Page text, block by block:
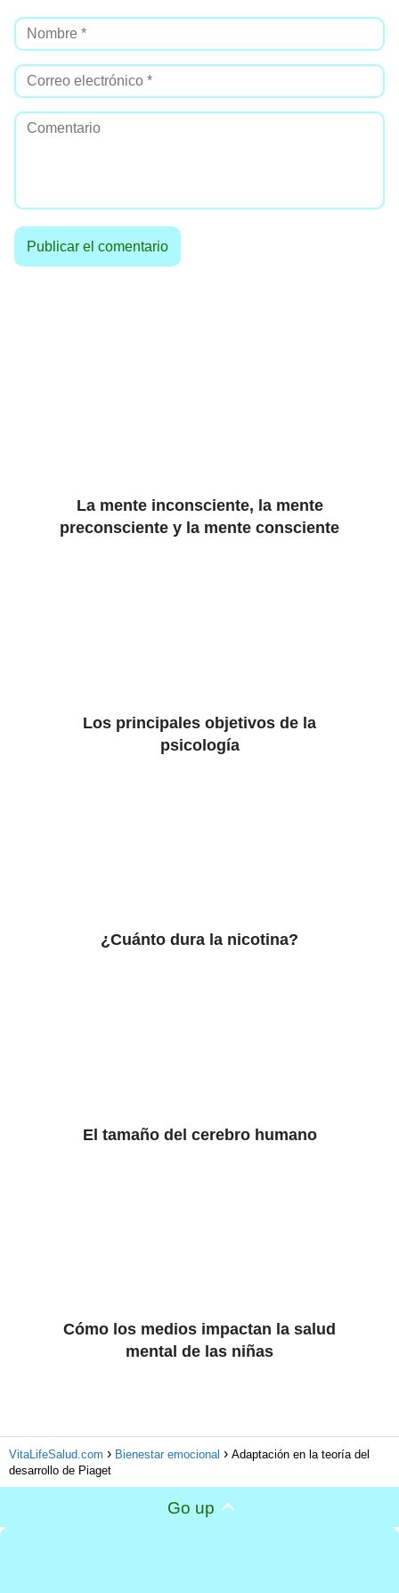
La mente inconsciente, la mente
preconsciente y la mente consciente
Los principales objetivos de la
psicología
¿Cuánto dura la nicotina?
El tamaño del cerebro humano
Cómo los medios impactan la salud
mental de las niñas
VitaLifeSalud.com Bienestar emocional
Adaptación en la teoría del
desarrollo de Piaget
Go up